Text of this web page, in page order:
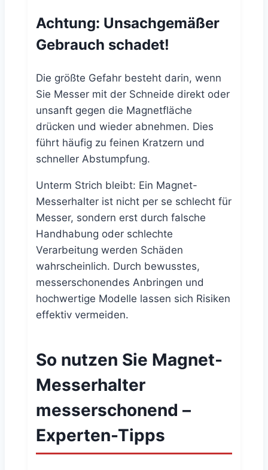
Achtung: Unsachgemäßer
Gebrauch schadet!
Die größte Gefahr besteht darin, wenn
Sie Messer mit der Schneide direkt oder
unsanft gegen die Magnetfläche
drücken und wieder abnehmen. Dies
führt häufig zu feinen Kratzern und
schneller Abstumpfung.
Unterm Strich bleibt: Ein Magnet-
Messerhalter ist nicht per se schlecht für
Messer, sondern erst durch falsche
Handhabung oder schlechte
Verarbeitung werden Schäden
wahrscheinlich. Durch bewusstes,
messerschonendes Anbringen und
hochwertige Modelle lassen sich Risiken
effektiv vermeiden.
So nutzen Sie Magnet-
Messerhalter
messerschonend –
Experten-Tipps